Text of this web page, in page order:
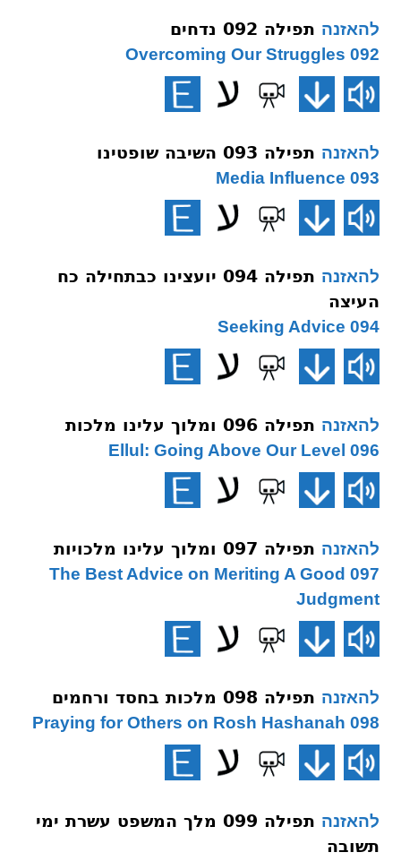
להאזנה תפילה 092 נדחים
092 Overcoming Our Struggles
להאזנה תפילה 093 השיבה שופטינו
093 Media Influence
להאזנה
תפילה 094 יועצינו כבתחילה כח
העיצה
094 Seeking Advice
להאזנה תפילה 096 ומלוך עלינו מלכות
096 Ellul: Going Above Our Level
להאזנה תפילה 097 ומלוך עלינו מלכויות
097 The Best Advice on Meriting A Good
Judgment
להאזנה תפילה 098 מלכות בחסד ורחמים
098 Praying for Others on Rosh Hashanah
להאזנה
תפילה 099 מלך המשפט עשרת ימי
תשובה